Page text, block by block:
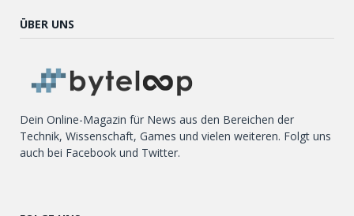
ÜBER UNS
Dein Online-Magazin für News aus den Bereichen der
Technik, Wissenschaft, Games und vielen weiteren. Folgt uns
auch bei Facebook und Twitter.